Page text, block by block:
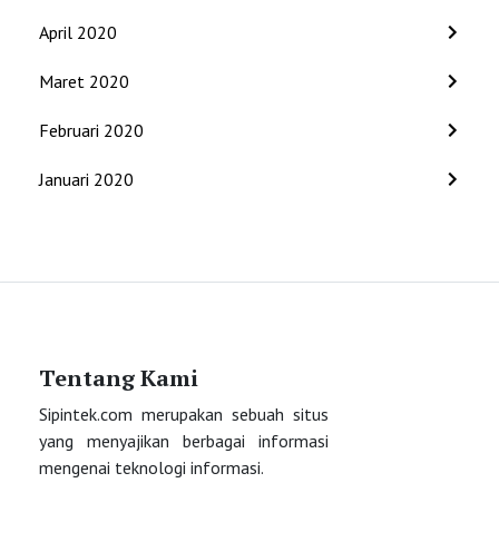
April 2020
Maret 2020
Februari 2020
Januari 2020
Tentang Kami
Sipintek.com merupakan sebuah situs
yang menyajikan berbagai informasi
mengenai teknologi informasi.